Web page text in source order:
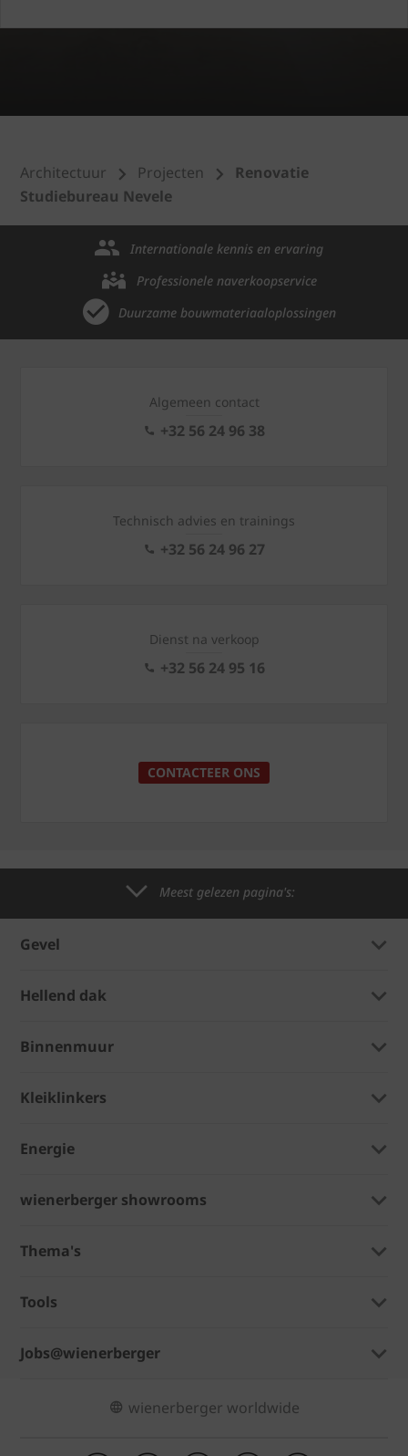
Architectuur Projecten
Renovatie
Studiebureau Nevele
Internationale kennis en ervaring
Professionele naverkoopservice
Duurzame bouwmateriaaloplossingen
Algemeen contact
+32 56 24 96 38
Technisch advies en trainings
+32 56 24 96 27
Dienst na verkoop
+32 56 24 95 16
CONTACTEER ONS
Meest gelezen pagina's:
Gevel
Hellend dak
Binnenmuur
Kleiklinkers
Energie
wienerberger showrooms
Thema's
Tools
Jobs@wienerberger
wienerberger worldwide